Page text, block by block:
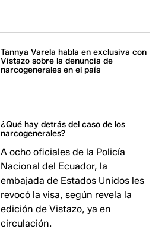
Tannya Varela habla en exclusiva con
Vistazo sobre la denuncia de
narcogenerales en el país
¿Qué hay detrás del caso de los
narcogenerales?
A ocho oficiales de la Policía
Nacional del Ecuador, la
embajada de Estados Unidos les
revocó la visa, según revela la
edición de Vistazo, ya en
circulación.